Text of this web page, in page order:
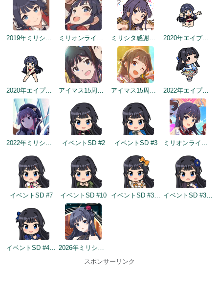
2019年ミリシタ2周年カウントダウン（3日前） ミリオンライブ7周年記念イラスト（トップ画面） ミリシタ感謝祭2019～2020 2020年エイプリルフールネタ
2020年エイプリルフールネタ アイマス15周年記念 アイマス15周年記念 2022年エイプリルフールネタ
2022年ミリシタ5周年トップ画面 イベントSD #2 イベントSD #3 ミリオンライブ10周年記念トップ画面
イベントSD #7 イベントSD #10 イベントSD #370 イベントSD #379
イベントSD #419
2026年ミリシタ9周年トップ画面
スポンサーリンク